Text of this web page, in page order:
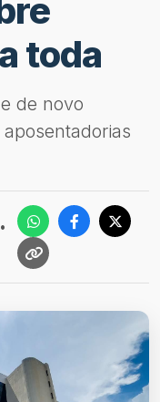
toda
de novo
•